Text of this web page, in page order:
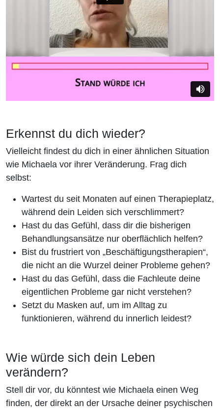
Erkennst du dich wieder?
Vielleicht findest du dich in einer ähnlichen Situation
wie Michaela vor ihrer Veränderung. Frag dich
selbst:
Wartest du seit Monaten auf einen Therapieplatz,
während dein Leiden sich verschlimmert?
Hast du das Gefühl, dass dir die bisherigen
Behandlungsansätze nur oberflächlich helfen?
Bist du frustriert von „Beschäftigungstherapien“,
die nicht an die Wurzel deiner Probleme gehen?
Hast du das Gefühl, dass die Fachleute deine
eigentlichen Probleme gar nicht verstehen?
Setzt du Masken auf, um im Alltag zu
funktionieren, während du innerlich leidest?
Wie würde sich dein Leben
verändern?
Stell dir vor, du könntest wie Michaela einen Weg
finden, der direkt an der Ursache deiner psychischen